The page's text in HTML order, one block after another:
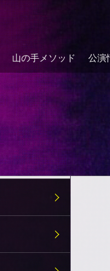
山の手メソッド 公演